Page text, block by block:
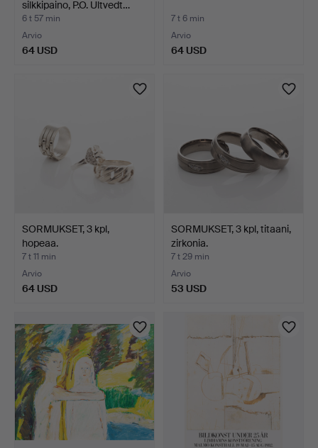
silkkipaino, P.O. Ultvedt…
6 t 57 min
Arvio
64 USD
7 t 6 min
Arvio
64 USD
SORMUKSET, 3 kpl,
hopeaa.
7 t 11 min
Arvio
64 USD
SORMUKSET, 3 kpl, titaani,
zirkonia.
7 t 29 min
Arvio
53 USD